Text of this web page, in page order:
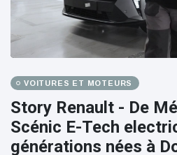
VOITURES ET MOTEURS
Story Renault - De
Scénic E-Tech
générations nées à